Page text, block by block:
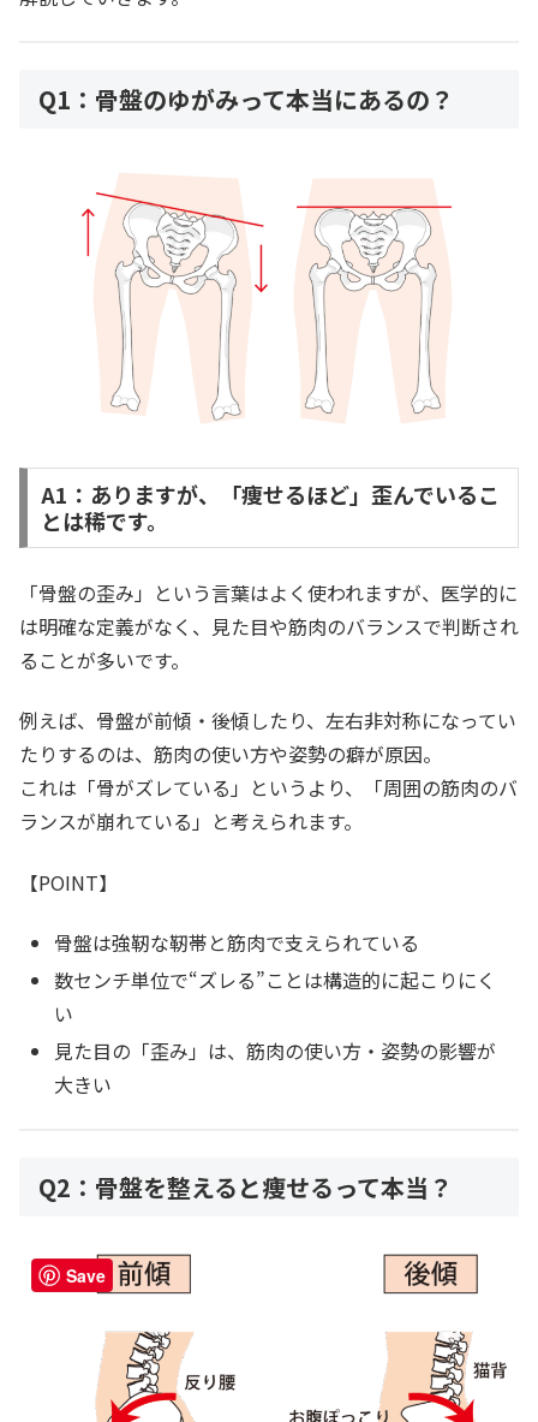
Q1：骨盤のゆがみって本当にあるの？
A1：ありますが、「痩せるほど」歪んでいるこ
とは稀です。
「骨盤の歪み」という言葉はよく使われますが、医学的に
は明確な定義がなく、見た目や筋肉のバランスで判断され
ることが多いです。
例えば、骨盤が前傾・後傾したり、左右非対称になってい
たりするのは、筋肉の使い方や姿勢の癖が原因。
これは「骨がズレている」というより、「周囲の筋肉のバ
ランスが崩れている」と考えられます。
【POINT】
骨盤は強靭な靭帯と筋肉で支えられている
数センチ単位で“ズレる”ことは構造的に起こりにく
い
見た目の「歪み」は、筋肉の使い方・姿勢の影響が
大きい
Q2：骨盤を整えると痩せるって本当？
Save